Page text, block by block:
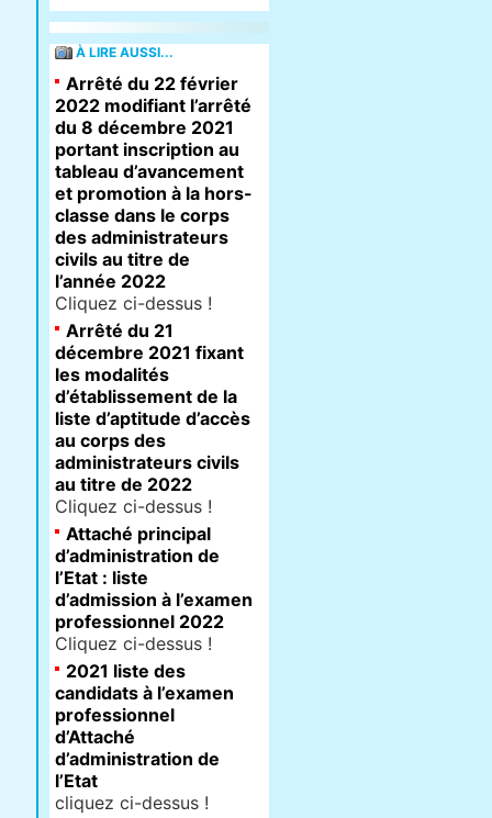
À LIRE AUSSI...
Arrêté du 22 février
2022 modifiant l’arrêté
du 8 décembre 2021
portant inscription au
tableau d’avancement
et promotion à la hors-
classe dans le corps
des administrateurs
civils au titre de
l’année 2022
Cliquez ci-dessus !
Arrêté du 21
décembre 2021 fixant
les modalités
d’établissement de la
liste d’aptitude d’accès
au corps des
administrateurs civils
au titre de 2022
Cliquez ci-dessus !
Attaché principal
d’administration de
l’Etat : liste
d’admission à l’examen
professionnel 2022
Cliquez ci-dessus !
2021 liste des
candidats à l’examen
professionnel
d’Attaché
d’administration de
l’Etat
cliquez ci-dessus !